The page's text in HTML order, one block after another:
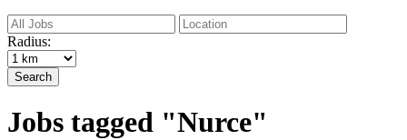
Radius:
Search
Jobs tagged "Nurce"